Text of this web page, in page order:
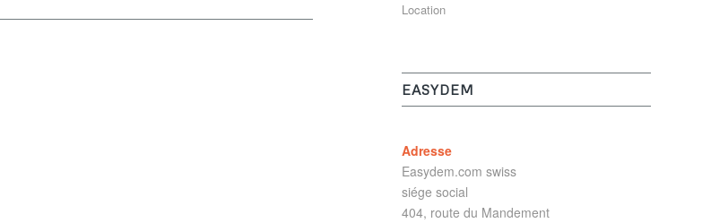
Location
EASYDEM
Adresse
Easydem.com swiss
siége social
404, route du Mandement